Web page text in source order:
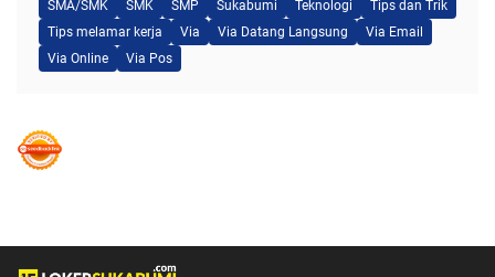
SMA/SMK
SMK SMP Sukabumi Teknologi
Tips dan Trik
Tips melamar kerja
Via Via Datang Langsung
Via Email
Via Online
Via Pos